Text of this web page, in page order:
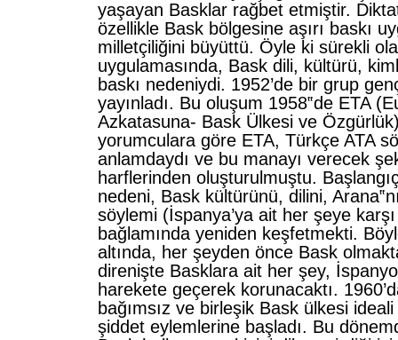
yaşayan Basklar rağbet etmiştir.
özellikle Bask bölgesine aşırı baskı
milletçiliğini büyüttü. Öyle ki sürekli
uygulamasında, Bask dili, kültürü,
baskı nedeniydi. 1952’de bir grup
yayınladı. Bu oluşum 1958‟de ETA
Azkatasuna- Bask Ülkesi ve Özgürlük)
yorumculara göre ETA, Türkçe ATA
anlamdaydı ve bu manayı verecek
harflerinden oluşturulmuştu.
nedeni, Bask kültürünü, dilini,
söylemi (İspanya’ya ait her şeye
bağlamında yeniden keşfetmekti.
altında, her şeyden önce Bask
direnişte Basklara ait her şey,
harekete geçerek korunacaktı.
bağımsız ve birleşik Bask ülkesi
şiddet eylemlerine başladı. Bu